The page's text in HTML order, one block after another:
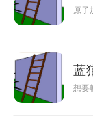
原子
蓝
想要